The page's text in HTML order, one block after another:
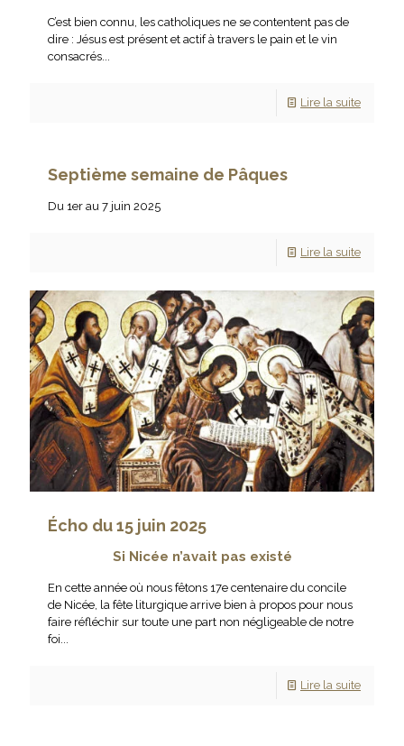
C’est bien connu, les catholiques ne se contentent pas de
dire : Jésus est présent et actif à travers le pain et le vin
consacrés...
Lire la suite
Septième semaine de Pâques
Du 1er au 7 juin 2025
Lire la suite
Écho du 15 juin 2025
Si Nicée n’avait pas existé
En cette année où nous fêtons 17e centenaire du concile
de Nicée, la fête liturgique arrive bien à propos pour nous
faire réfléchir sur toute une part non négligeable de notre
foi...
Lire la suite